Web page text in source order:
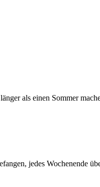
als einen Sommer
jedes Wochenende